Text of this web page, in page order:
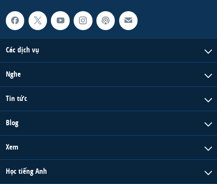
Các dịch vụ
Nghe
Tin tức
Blog
Xem
Học tiếng Anh